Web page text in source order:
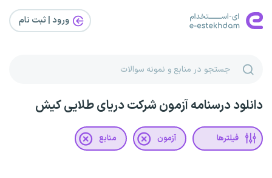
ورود | ثبت‌ نام
دانلود درسنامه آزمون شرکت دریای طلایی کیش
فیلترها آزمون منابع